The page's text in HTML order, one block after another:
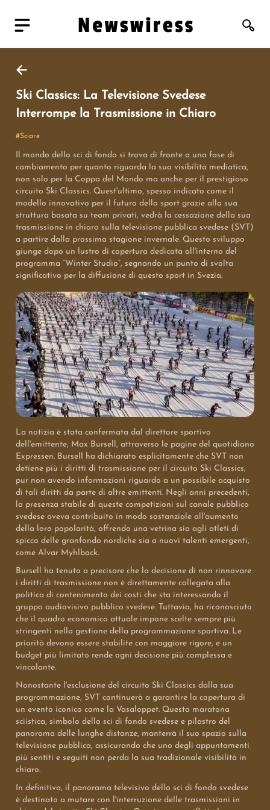
Ski Classics: La Televisione Svedese
Interrompe la Trasmissione in Chiaro
#Sciare
Il mondo dello sci di fondo si trova di fronte a una fase di
cambiamento per quanto riguarda la sua visibilità mediatica,
non solo per la Coppa del Mondo ma anche per il prestigioso
circuito Ski Classics. Quest'ultimo, spesso indicato come il
modello innovativo per il futuro dello sport grazie alla sua
struttura basata su team privati, vedrà la cessazione della sua
trasmissione in chiaro sulla televisione pubblica svedese (SVT)
a partire dalla prossima stagione invernale. Questo sviluppo
giunge dopo un lustro di copertura dedicata all'interno del
programma “Winter Studio”, segnando un punto di svolta
significativo per la diffusione di questo sport in Svezia.
La notizia è stata confermata dal direttore sportivo
dell'emittente, Max Bursell, attraverso le pagine del quotidiano
Expressen. Bursell ha dichiarato esplicitamente che SVT non
detiene più i diritti di trasmissione per il circuito Ski Classics,
pur non avendo informazioni riguardo a un possibile acquisto
di tali diritti da parte di altre emittenti. Negli anni precedenti,
la presenza stabile di queste competizioni sul canale pubblico
svedese aveva contribuito in modo sostanziale all'aumento
della loro popolarità, offrendo una vetrina sia agli atleti di
spicco delle granfondo nordiche sia a nuovi talenti emergenti,
come Alvar Myhlback.
Bursell ha tenuto a precisare che la decisione di non rinnovare
i diritti di trasmissione non è direttamente collegata alla
politica di contenimento dei costi che sta interessando il
gruppo audiovisivo pubblico svedese. Tuttavia, ha riconosciuto
che il quadro economico attuale impone scelte sempre più
stringenti nella gestione della programmazione sportiva. Le
priorità devono essere stabilite con maggiore rigore, e un
budget più limitato rende ogni decisione più complessa e
vincolante.
Nonostante l'esclusione del circuito Ski Classics dalla sua
programmazione, SVT continuerà a garantire la copertura di
un evento iconico come la Vasaloppet. Questa maratona
sciistica, simbolo dello sci di fondo svedese e pilastro del
panorama delle lunghe distanze, manterrà il suo spazio sulla
televisione pubblica, assicurando che uno degli appuntamenti
più sentiti e seguiti non perda la sua tradizionale visibilità in
chiaro.
In definitiva, il panorama televisivo dello sci di fondo svedese
è destinato a mutare con l'interruzione delle trasmissioni in